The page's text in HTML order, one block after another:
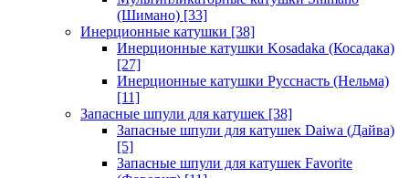
(Шимано) [33]
Инерционные катушки [38]
Инерционные катушки Kosadaka (Косадака)
[27]
Инерционные катушки Русснасть (Нельма)
[11]
Запасные шпули для катушек [38]
Запасные шпули для катушек Daiwa (Дайва)
[5]
Запасные шпули для катушек Favorite